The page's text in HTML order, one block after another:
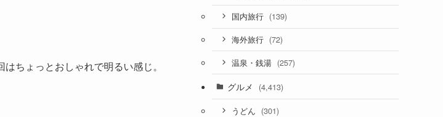
ちょっとおしゃれで明るい感じ。
国内旅行 (139)
海外旅行 (72)
温泉・銭湯 (257)
グルメ (4,413)
うどん (301)